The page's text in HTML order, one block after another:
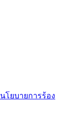
นโยบายการร้อง